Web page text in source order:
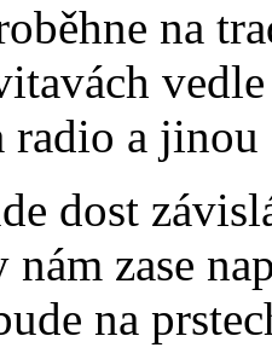
na
radio a
dost
nám zase
na